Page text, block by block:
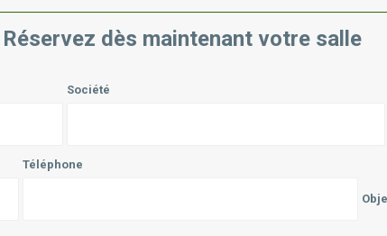
Réservez dès maintenant votre salle
Société
Téléphone